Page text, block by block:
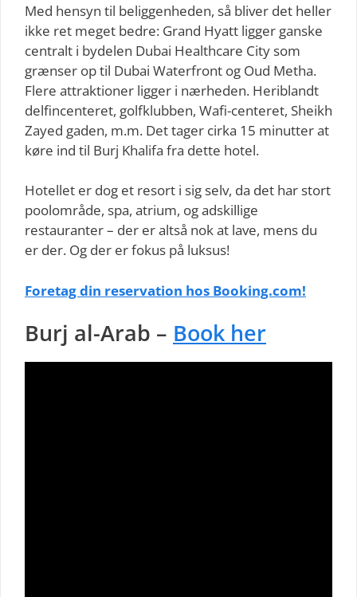
Med hensyn til beliggenheden, så bliver det heller
ikke ret meget bedre: Grand Hyatt ligger ganske
centralt i bydelen Dubai Healthcare City som
grænser op til Dubai Waterfront og Oud Metha.
Flere attraktioner ligger i nærheden. Heriblandt
delfincenteret, golfklubben, Wafi-centeret, Sheikh
Zayed gaden, m.m. Det tager cirka 15 minutter at
køre ind til Burj Khalifa fra dette hotel.
Hotellet er dog et resort i sig selv, da det har stort
poolområde, spa, atrium, og adskillige
restauranter – der er altså nok at lave, mens du
er der. Og der er fokus på luksus!
Foretag din reservation hos Booking.com!
Burj al-Arab – Book her